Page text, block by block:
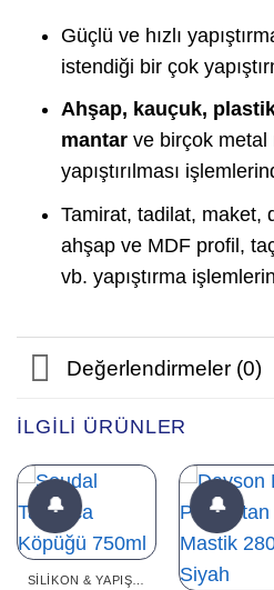
Güçlü ve hızlı
istendiği bir çok
Ahşap, kauçuk,
mantar ve birçok metal
yapıştırılması
Tamirat, tadilat, maket,
ahşap ve MDF profil,
vb. yapıştırma
Değerlendirmeler (0)
İLGILI ÜRÜNLER
🔔 🔔